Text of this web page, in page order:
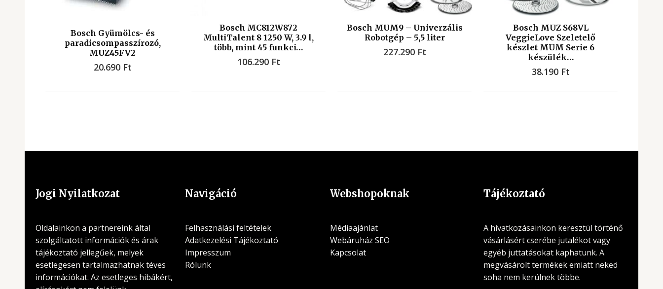
Bosch Gyümölcs- és
paradicsompasszírozó,
MUZ45FV2
20.690 Ft
Bosch MC812W872
MultiTalent 8 1250 W, 3.9 l,
több, mint 45 funkci…
106.290 Ft
Bosch MUM9 – Univerzális
Robotgép – 5,5 liter
227.290 Ft
Bosch MUZ S68VL
VeggieLove Szeletelő
készlet MUM Serie 6
készülék…
38.190 Ft
Jogi Nyilatkozat
Oldalainkon a partnereink által
szolgáltatott információk és árak
tájékoztató jellegűek, melyek
esetlegesen tartalmazhatnak téves
információkat. Az esetleges hibákért,
Navigáció
Felhasználási feltételek
Adatkezelési Tájékoztató
Impresszum
Rólunk
Webshopoknak
Médiaajánlat
Webáruház SEO
Kapcsolat
Tájékoztató
A hivatkozásainkon keresztül történő
vásárlásért cserébe jutalékot vagy
egyéb juttatásokat kaphatunk. A
megvásárolt termékek emiatt neked
soha nem kerülnek többe.